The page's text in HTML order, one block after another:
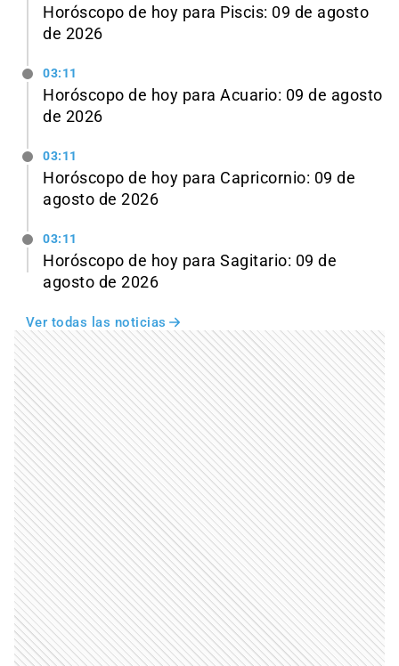
Horóscopo de hoy para Piscis: 09 de agosto
de 2026
03:11
Horóscopo de hoy para Acuario: 09 de agosto
de 2026
03:11
Horóscopo de hoy para Capricornio: 09 de
agosto de 2026
03:11
Horóscopo de hoy para Sagitario: 09 de
agosto de 2026
Ver todas las noticias